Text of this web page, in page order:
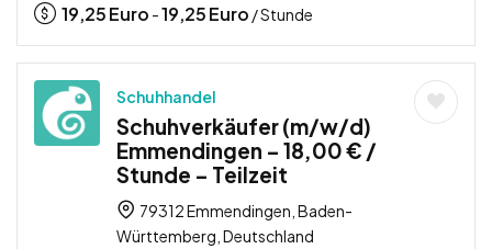
19,25Euro -19,25Euro / Stunde
Schuhhandel
Schuhverkäufer (m/w/d)
Emmendingen – 18,00 € /
Stunde – Teilzeit
79312 Emmendingen, Baden-
Württemberg, Deutschland